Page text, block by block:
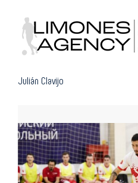
content
Julián Clavijo